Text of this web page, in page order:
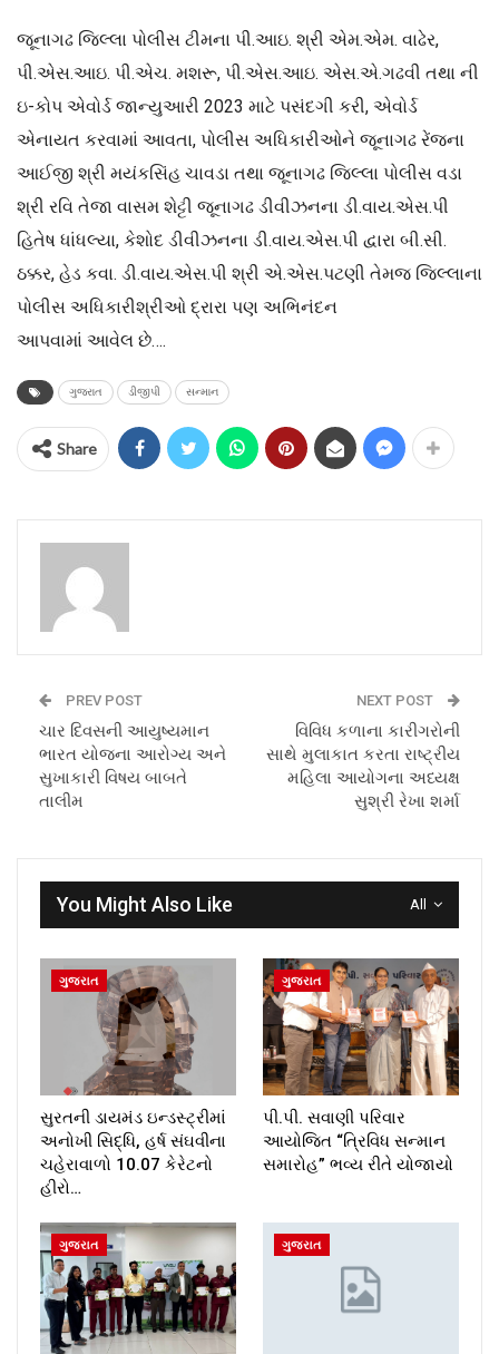
જૂનાગઢ જિલ્લા પોલીસ ટીમના પી.આઇ. શ્રી એમ.એમ. વાઢેર,
પી.એસ.આઇ. પી.એચ. મશરૂ, પી.એસ.આઇ. એસ.એ.ગઢવી તથા ની
ઇ-કોપ એવોર્ડ જાન્યુઆરી 2023 માટે પસંદગી કરી, એવોર્ડ
એનાયત કરવામાં આવતા, પોલીસ અધિકારીઓને જૂનાગઢ રેંજના
આઈજી શ્રી મયંકસિંહ ચાવડા તથા જૂનાગઢ જિલ્લા પોલીસ વડા
શ્રી રવિ તેજા વાસમ શેટ્ટી જૂનાગઢ ડીવીઝનના ડી.વાય.એસ.પી
હિતેષ ધાંધલ્યા, કેશોદ ડીવીઝનના ડી.વાય.એસ.પી દ્વારા બી.સી.
ઠક્કર, હેડ કવા. ડી.વાય.એસ.પી શ્રી એ.એસ.પટણી તેમજ જિલ્લાના
પોલીસ અધિકારીશ્રીઓ દ્રારા પણ અભિનંદન
આપવામાં આવેલ છે….
ગુજરાત ડીજીપી સન્માન
Share
PREV POST
ચાર દિવસની આયુષ્યમાન
ભારત યોજના આરોગ્ય અને
સુખાકારી વિષય બાબતે
તાલીમ
NEXT POST
વિવિધ કળાના કારીગરોની
સાથે મુલાકાત કરતા રાષ્ટ્રીય
મહિલા આયોગના અધ્યક્ષ
સુશ્રી રેખા શર્મા
All
You Might Also Like
ગુજરાત
સુરતની ડાયમંડ ઇન્ડસ્ટ્રીમાં
અનોખી સિદ્ધિ, હર્ષ સંઘવીના
ચહેરાવાળો 10.07 કેરેટનો
હીરો…
ગુજરાત
પી.પી. સવાણી પરિવાર
આયોજિત “ત્રિવિધ સન્માન
સમારોહ” ભવ્ય રીતે યોજાયો
ગુજરાત ગુજરાત